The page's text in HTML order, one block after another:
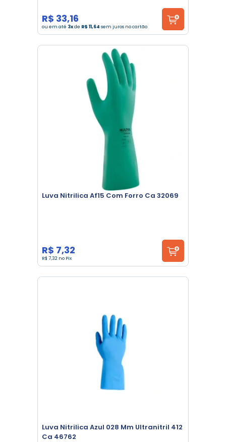
R$ 33,16
ou em até 3xde R$ 11,64 sem juros no cartão
Luva Nitrilica Af15 Com Forro Ca 32069
R$ 7,32
R$ 7,32 no Pix
Luva Nitrilica Azul 028 Mm Ultranitril 412
Ca 46762